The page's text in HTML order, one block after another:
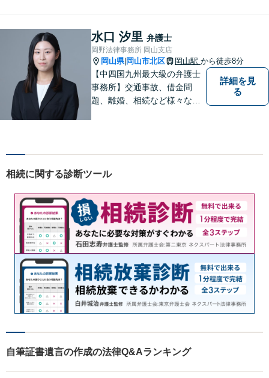
ラス対応】【後払い対応】
【日弁連国際人権問題委員会
所属】お困りの方は、お気軽
にご相談下さい。
水口 汐里 弁護士
岡野法律事務所 岡山支店
岡山県| 岡山市北区 岡山駅 から徒歩8分
【中四国九州最大級の弁護士
事務所】交通事故、借金問
題、離婚、相続など様々な問
い！
詳細を見
る
相続に関する診断ツール
自筆証書遺言の作成の法律Q&Aランキング